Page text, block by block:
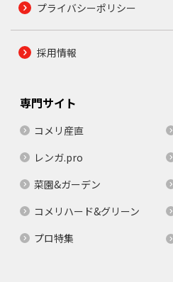
プライバシーポリシー
採用情報
専門サイト
コメリ産直
レンガ.pro
菜園&ガーデン
コメリハード&グリーン
プロ特集